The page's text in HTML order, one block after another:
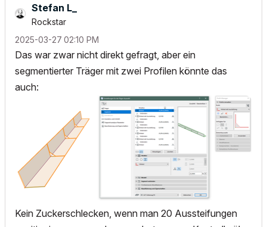
Stefan L_
Rockstar
‎2025-03-27 02:10 PM
Das war zwar nicht direkt gefragt, aber ein
segmentierter Träger mit zwei Profilen könnte das
auch:
Kein Zuckerschlecken, wenn man 20 Aussteifungen